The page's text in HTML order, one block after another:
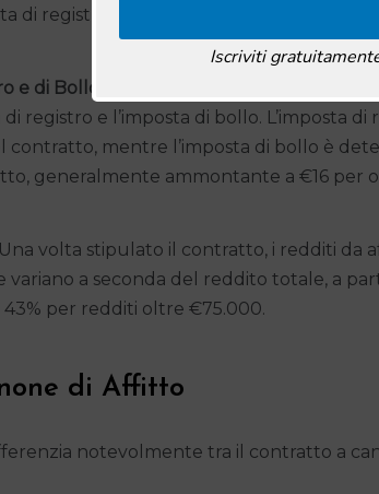
di registro, l’imposta di bollo e le tasse
e di Bollo:
di registro e l’imposta di bollo. L’imposta
contratto, mentre l’imposta di bollo è
generalmente ammontante a €16 per
Una volta stipulato il contratto, i redditi da
variano a seconda del reddito totale, a
43% per redditi oltre €75.000.
di Affitto
notevolmente tra il contratto a
Iscriviti